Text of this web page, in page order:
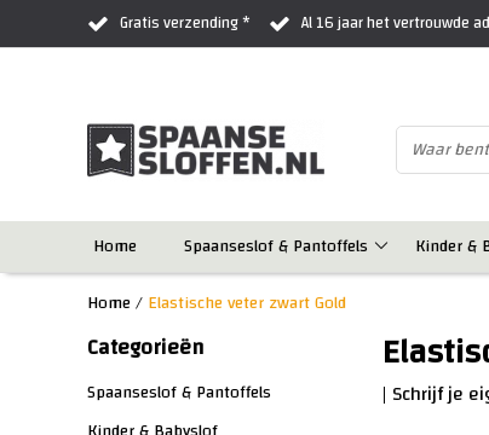
Gratis verzending * Al 16 jaar het vertrouwde
Home Spaanseslof & Pantoffels Kinder &
Home/Elastische veter zwart Gold
Categorieën
Spaanseslof & Pantoffels
| Schrijf je